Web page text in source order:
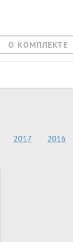
О КОМПЛЕКТЕ
2017 2016